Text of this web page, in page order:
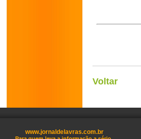
Voltar
www.jornaldelavras.com.br